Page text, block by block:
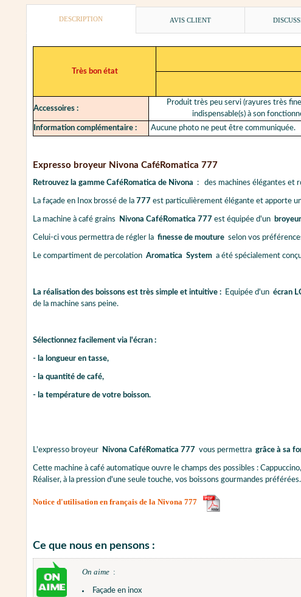
DESCRIPTION AVIS CLIENT
Très bon état
Accessoires :
Produit très peu servi (rayures très
indispensable(s) à son
Information complémentaire :
Aucune photo ne peut être communiquée.
Expresso broyeur Nivona CaféRomatica 777
Retrouvez la gamme CaféRomatica de Nivona : des machines élégantes et
La façade en Inox brossé de la 777 est particulièrement élégante et apporte
La machine à café grains Nivona CaféRomatica 777 est équipée d'un
Celui-ci vous permettra de régler la finesse de mouture selon vos
Le compartiment de percolation Aromatica System a été spécialement
La réalisation des boissons est très simple et intuitive : Equipée d'un écran
de la machine sans peine.
Sélectionnez facilement via l'écran :
- la longueur en tasse,
- la quantité de café,
- la température de votre boisson.
L'expresso broyeur Nivona CaféRomatica 777 vous permettra grâce à sa
Cette machine à café automatique ouvre le champs des possibles :
Réaliser, à la pression d'une seule touche, vos boissons gourmandes préférées.
Notice d'utilisation en français de la Nivona 777
Ce que nous en pensons :
On aime :
Façade en inox